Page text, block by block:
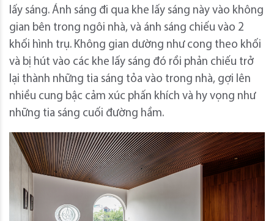
lấy sáng. Ánh sáng đi qua khe lấy sáng này vào không
gian bên trong ngôi nhà, và ánh sáng chiếu vào 2
khối hình trụ. Không gian dường như cong theo khối
và bị hút vào các khe lấy sáng đó rồi phản chiếu trở
lại thành những tia sáng tỏa vào trong nhà, gợi lên
nhiều cung bậc cảm xúc phấn khích và hy vọng như
những tia sáng cuối đường hầm.